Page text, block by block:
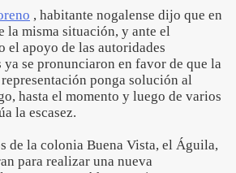
, habitante nogalense dijo que en
la misma situación, y ante el
el apoyo de las autoridades
se pronunciaron en favor de que la
ponga solución al
hasta el momento y luego de varios
la escasez.
de la colonia Buena Vista, el Águila,
para realizar una nueva